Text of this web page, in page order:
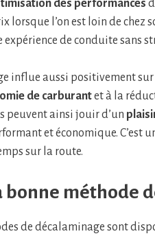
des performances
lorsque l’on est loin de chez
de conduite sans
influe aussi positivement sur
de carburantet à la
peuvent ainsi jouir d’un
et économique. C’est
sur la route.
bonne méthode
de décalaminage sont